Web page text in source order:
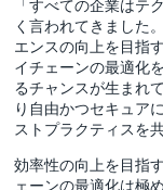
「すべての企業はテ
く言われてきました
エンスの向上を目指
イチェーンの最適化
るチャンスが生まれ
り自由かつセキュア
ストプラクティスを
効率性の向上を目指
ェーンの最適化は極